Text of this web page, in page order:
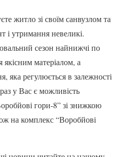
житло зі своїм санвузлом та
і утримання невеликі.
сезон найнижчі по
матеріалом, а
яка регулюється в залежності
у Вас є можливість
гори-8” зі знижкою
на комплекс “Воробйові